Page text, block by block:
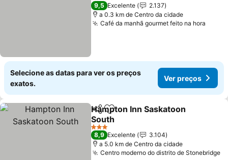
9,5 Excelente
2.137
a 0.3 km de Centro da cidade
Café da manhã gourmet feito na hora
Selecione as datas para ver os preços
exatos.
Ver preços
PartilharAdicionar aos favoritos
Hampton Inn Saskatoon
South
Ver preços
3 Estrelas
8,9 Excelente
3.104
a 5.0 km de Centro da cidade
Centro moderno do distrito de Stonebridge